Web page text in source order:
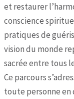
et restaurer
conscience
pratiques de
vision du monde
sacrée entre tous
Ce parcours
toute personne